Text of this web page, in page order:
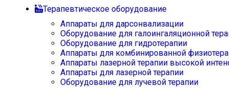
Терапевтическое оборудование
Аппараты для дарсонвализации
Оборудование для галоингаляционной
Оборудование для гидротерапии
Аппараты для комбинированной
Аппараты лазерной терапии высокой
Аппараты для лазерной терапии
Оборудование для лучевой терапии